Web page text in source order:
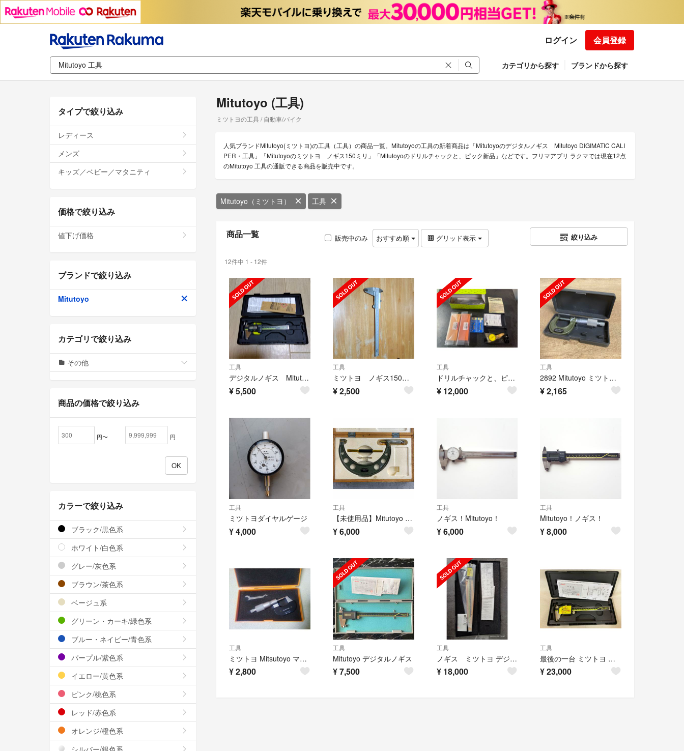
ログイン 会員登録
カテゴリから探す ブランドから探す
Mitutoyo (工具)
ミツトヨの工具 / 自動車/バイク
人気ブランドMitutoyo(ミツトヨ)の工具（工具）の商品一覧。Mitutoyoの工具の新着商品は「Mitutoyoのデジタルノギス Mitutoyo DIGIMATIC CALI
PER・工具」「Mitutoyoのミツトヨ ノギス150ミリ」「Mitutoyoのドリルチャックと、ピック新品」などです。フリマアプリ ラクマでは現在12点
のMitutoyo 工具の通販できる商品を販売中です。
Mitutoyo（ミツトヨ） 工具
商品一覧 販売中のみ おすすめ順 グリッド表示 絞り込み
12件中 1 - 12件
工具
デジタルノギス Mitutoyo DIGIMATIC CALIPER・工具
¥5,500
工具
ミツトヨ ノギス150ミリ
¥2,500
工具
ドリルチャックと、ピック新品
¥ 12,000
工具
2892 Mitutoyo ミツトヨ マイクロメーター 0-25mm 測定/M1
¥2,165
工具
ミツトヨダイヤルゲージ
¥4,000
工具
【未使用品】Mitutoyo マイクロメーター150-175mm ケース付き
¥6,000
工具
ノギス！Mitutoyo！
¥6,000
工具
Mitutoyo！ノギス！
¥8,000
工具
ミツトヨ Mitsutoyo マイクロメーター M450-25
¥2,800
工具
Mitutoyo デジタルノギス
¥7,500
工具
ノギス ミツトヨ デジマチックキャリパー
¥ 18,000
工具
最後の一台 ミツトヨ ノギス 500-196-30 CD-6 ASX
¥23,000
タイプで絞り込み
レディース
メンズ
キッズ／ベビー／マタニティ
価格で絞り込み
値下げ価格
ブランドで絞り込み
Mitutoyo
カテゴリで絞り込み
その他
商品の価格で絞り込み
円〜 円
カラーで絞り込み
ブラック/黒色系
ホワイト/白色系
グレー/灰色系
ブラウン/茶色系
ベージュ系
グリーン・カーキ/緑色系
ブルー・ネイビー/青色系
パープル/紫色系
イエロー/黄色系
ピンク/桃色系
レッド/赤色系
オレンジ/橙色系
シルバー/銀色系